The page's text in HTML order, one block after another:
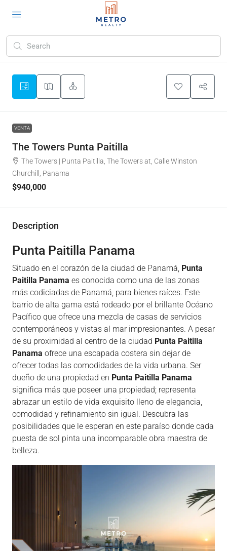
VENTA
The Towers Punta Paitilla
The Towers | Punta Paitilla, The Towers at, Calle Winston
Churchill, Panama
$940,000
Description
Punta Paitilla Panama
Situado en el corazón de la ciudad de Panamá, Punta
Paitilla Panama es conocida como una de las zonas
más codiciadas de Panamá, para bienes raíces. Este
barrio de alta gama está rodeado por el brillante Océano
Pacífico que ofrece una mezcla de casas de servicios
contemporáneos y vistas al mar impresionantes. A pesar
de su proximidad al centro de la ciudad Punta Paitilla
Panama ofrece una escapada costera sin dejar de
ofrecer todas las comodidades de la vida urbana. Ser
dueño de una propiedad en Punta Paitilla Panama
significa más que poseer una propiedad; representa
abrazar un estilo de vida exquisito lleno de elegancia,
comodidad y refinamiento sin igual. Descubra las
posibilidades que le esperan en este paraíso donde cada
puesta de sol pinta una incomparable obra maestra de
belleza.